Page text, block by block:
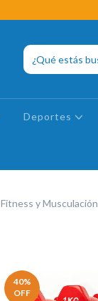
Deportes
Fitness y Musculación
40%
OFF